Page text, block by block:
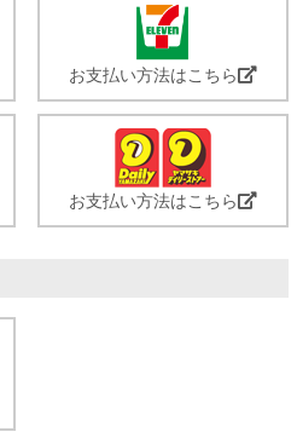
お支払い方法はこちら
お支払い方法はこちら